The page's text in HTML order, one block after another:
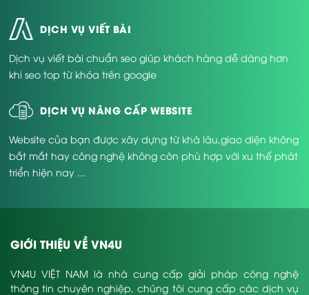
DỊCH VỤ VIẾT BÀI
Dịch vụ viết bài chuẩn seo giúp khách hàng dễ dàng hơn
khi seo top từ khóa trên google
DỊCH VỤ NÂNG CẤP WEBSITE
Website của bạn được xây dựng từ khá lâu,giao diện không
bắt mắt hay công nghệ không còn phù hợp với xu thế phát
triển hiện nay ...
GIỚI THIỆU VỀ VN4U
VN4U VIỆT NAM là nhà cung cấp giải pháp công nghệ
thông tin chuyên nghiệp, chúng tôi cung cấp các dịch vụ